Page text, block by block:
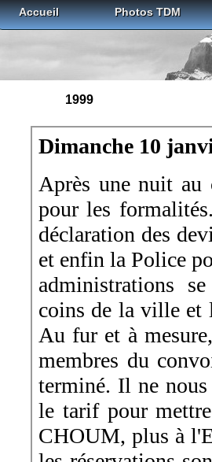
Accueil Photos TDM
1999